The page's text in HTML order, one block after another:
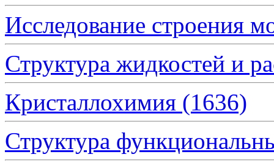
Исследование строения
Структура жидкостей и
Кристаллохимия (1636)
Структура